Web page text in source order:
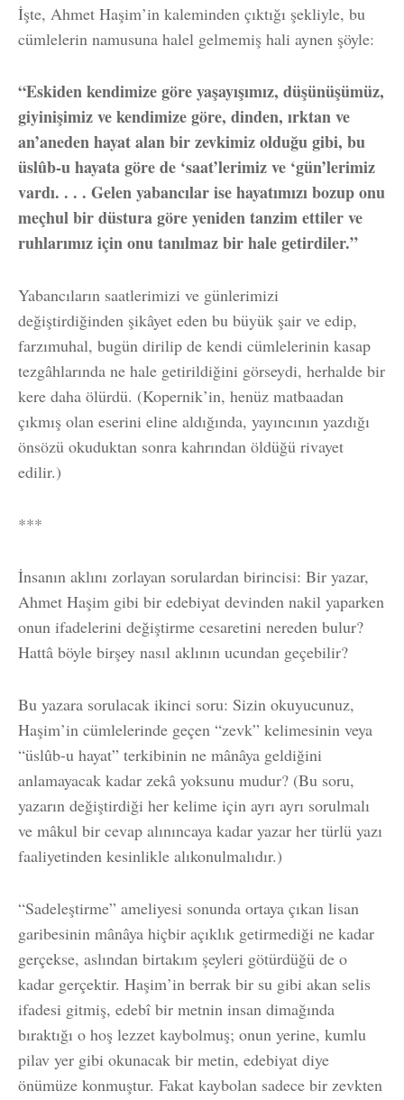
İşte, Ahmet Haşim’in kaleminden çıktığı şekliyle, bu
cümlelerin namusuna halel gelmemiş hali aynen şöyle:
“Eskiden kendimize göre yaşayışımız, düşünüşümüz,
giyinişimiz ve kendimize göre, dinden, ırktan ve
an’aneden hayat alan bir zevkimiz olduğu gibi, bu
üslûb-u hayata göre de ‘saat’lerimiz ve ‘gün’lerimiz
vardı. . . . Gelen yabancılar ise hayatımızı bozup onu
meçhul bir düstura göre yeniden tanzim ettiler ve
ruhlarımız için onu tanılmaz bir hale getirdiler.”
Yabancıların saatlerimizi ve günlerimizi
değiştirdiğinden şikâyet eden bu büyük şair ve edip,
farzımuhal, bugün dirilip de kendi cümlelerinin kasap
tezgâhlarında ne hale getirildiğini görseydi, herhalde bir
kere daha ölürdü. (Kopernik’in, henüz matbaadan
çıkmış olan eserini eline aldığında, yayıncının yazdığı
önsözü okuduktan sonra kahrından öldüğü rivayet
edilir.)
***
İnsanın aklını zorlayan sorulardan birincisi: Bir yazar,
Ahmet Haşim gibi bir edebiyat devinden nakil yaparken
onun ifadelerini değiştirme cesaretini nereden bulur?
Hattâ böyle birşey nasıl aklının ucundan geçebilir?
Bu yazara sorulacak ikinci soru: Sizin okuyucunuz,
Haşim’in cümlelerinde geçen “zevk” kelimesinin veya
“üslûb-u hayat” terkibinin ne mânâya geldiğini
anlamayacak kadar zekâ yoksunu mudur? (Bu soru,
yazarın değiştirdiği her kelime için ayrı ayrı sorulmalı
ve mâkul bir cevap alınıncaya kadar yazar her türlü yazı
faaliyetinden kesinlikle alıkonulmalıdır.)
“Sadeleştirme” ameliyesi sonunda ortaya çıkan lisan
garibesinin mânâya hiçbir açıklık getirmediği ne kadar
gerçekse, aslından birtakım şeyleri götürdüğü de o
kadar gerçektir. Haşim’in berrak bir su gibi akan selis
ifadesi gitmiş, edebî bir metnin insan dimağında
bıraktığı o hoş lezzet kaybolmuş; onun yerine, kumlu
pilav yer gibi okunacak bir metin, edebiyat diye
önümüze konmuştur. Fakat kaybolan sadece bir zevkten